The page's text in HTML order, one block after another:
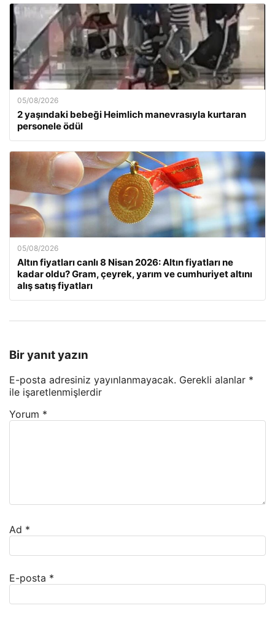
05/08/2026
2 yaşındaki bebeği Heimlich manevrasıyla kurtaran
personele ödül
05/08/2026
Altın fiyatları canlı 8 Nisan 2026: Altın fiyatları ne
kadar oldu? Gram, çeyrek, yarım ve cumhuriyet altını
alış satış fiyatları
Bir yanıt yazın
E-posta adresiniz yayınlanmayacak. Gerekli alanlar *
ile işaretlenmişlerdir
Yorum *
Ad *
E-posta *